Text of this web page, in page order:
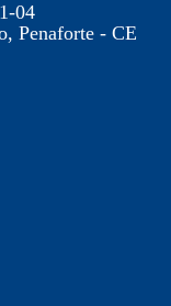
04
Penaforte - CE